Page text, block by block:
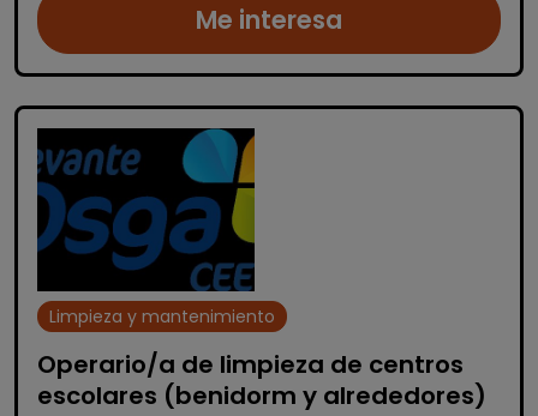
Me interesa
Limpieza y mantenimiento
Operario/a de limpieza de centros
escolares (benidorm y alrededores)